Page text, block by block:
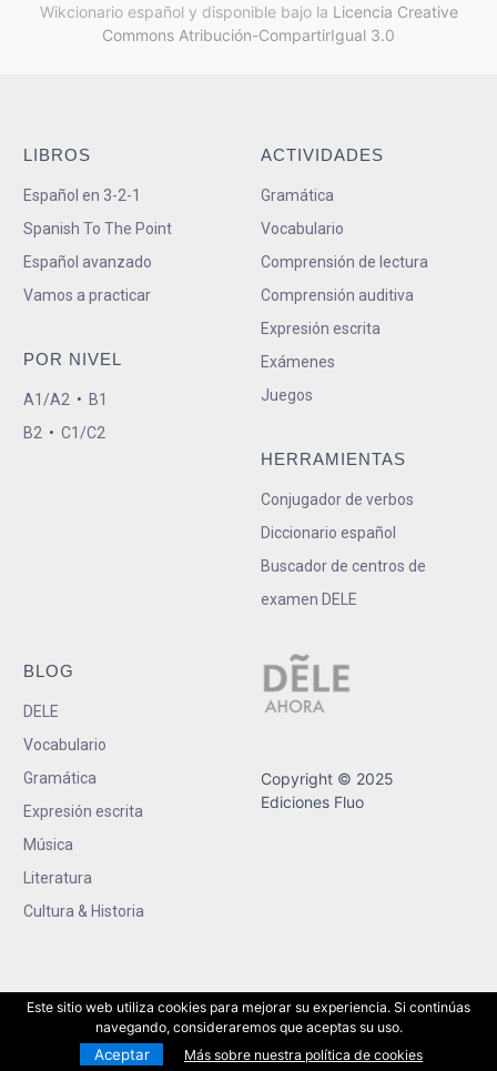
Wikcionario español y disponible bajo la Licencia Creative
Commons Atribución-CompartirIgual 3.0
LIBROS
Español en 3-2-1
Spanish To The Point
Español avanzado
Vamos a practicar
POR NIVEL
A1/A2 • B1
B2 • C1/C2
ACTIVIDADES
Gramática
Vocabulario
Comprensión de lectura
Comprensión auditiva
Expresión escrita
Exámenes
Juegos
HERRAMIENTAS
Conjugador de verbos
Diccionario español
Buscador de centros de
examen DELE
BLOG
DELE
Vocabulario
Gramática
Expresión escrita
Música
Literatura
Cultura & Historia
Copyright © 2025
Ediciones Fluo
Este sitio web utiliza cookies para mejorar su experiencia. Si continúas
navegando, consideraremos que aceptas su uso.
Aceptar Más sobre nuestra política de cookies